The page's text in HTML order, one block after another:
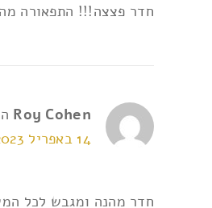
חדר פצצה!!! התפאורה
Roy Cohen
14 באפריל 2023 בשעה 22:02
חדר מהנה ומגבש לכל